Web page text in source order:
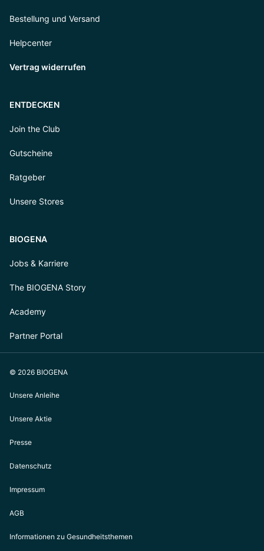
Bestellung und Versand
Helpcenter
Vertrag widerrufen
ENTDECKEN
Join the Club
Gutscheine
Ratgeber
Unsere Stores
BIOGENA
Jobs & Karriere
The BIOGENA Story
Academy
Partner Portal
© 2026 BIOGENA
Unsere Anleihe
Unsere Aktie
Presse
Datenschutz
Impressum
AGB
Informationen zu Gesundheitsthemen